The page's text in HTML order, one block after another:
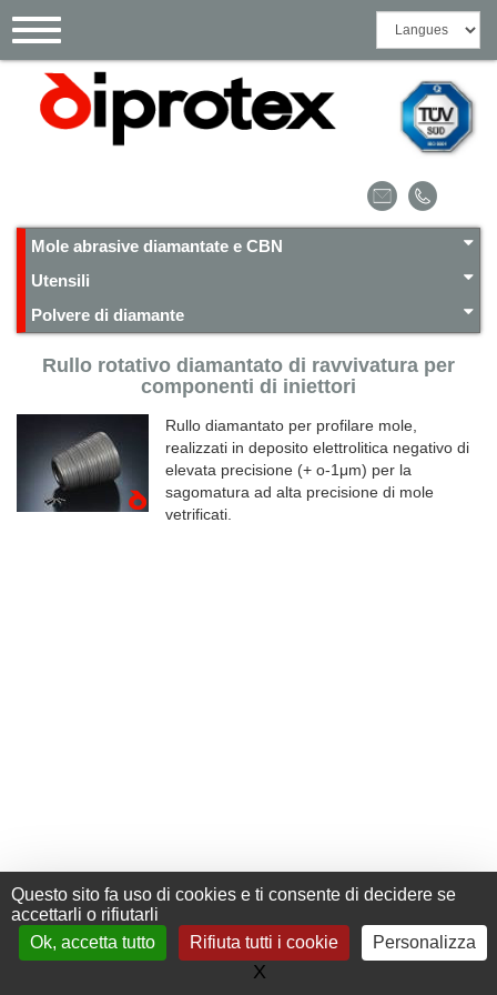
Questo sito fa uso di cookies e ti consente di decidere se
accettarli o rifiutarli
Ok, accetta tutto
Rifiuta tutti i cookie Personalizza
X
Toggle
navigation
Mole abrasive diamantate e CBN
Utensili
Polvere di diamante
Rullo rotativo diamantato di ravvivatura per
componenti di iniettori
Rullo diamantato per profilare mole,
realizzati in deposito elettrolitica negativo di
elevata precisione (+ o-1μm) per la
sagomatura ad alta precisione di mole
vetrificati.
+33 (0) 476 411 481 Contact